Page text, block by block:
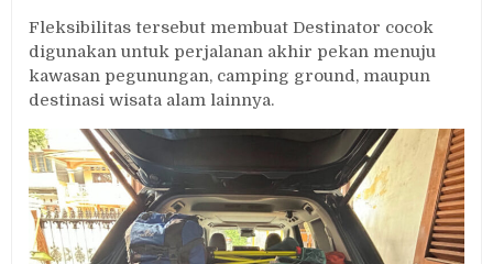
Fleksibilitas tersebut membuat Destinator cocok
digunakan untuk perjalanan akhir pekan menuju
kawasan pegunungan, camping ground, maupun
destinasi wisata alam lainnya.